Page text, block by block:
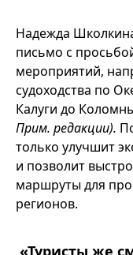
Надежда
письмо с
мероприятий,
судоходства по
Калуги до
Прим. редакции).
только улучшит
и позволит
маршруты для
регионов.
«Туристы же